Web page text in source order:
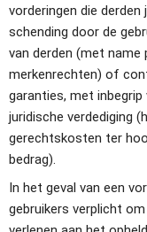
vorderingen die
schending door de
van derden (met name
merkenrechten) of
garanties, met
juridische verdediging
gerechtskosten ter
bedrag).
In het geval van een
gebruikers verplicht